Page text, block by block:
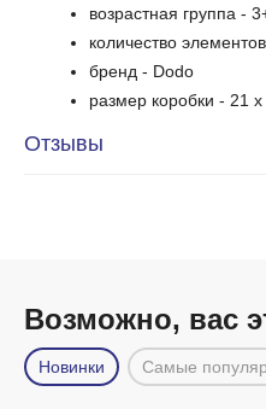
возрастная группа -
количество
бренд - Dodo
размер коробки - 21
Отзывы
Возможно, вас
Новинки Самые